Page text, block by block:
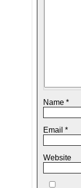
Name *
Email *
Website